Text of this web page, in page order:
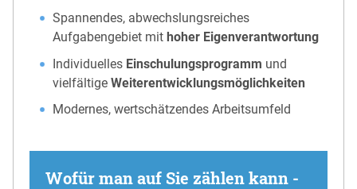
Spannendes, abwechslungsreiches
Aufgabengebiet mithoher Eigenverantwortung
Individuelles Einschulungsprogramm und
vielfältigeWeiterentwicklungsmöglichkeiten
Modernes, wertschätzendes Arbeitsumfeld
Wofür man auf Sie zählen kann -